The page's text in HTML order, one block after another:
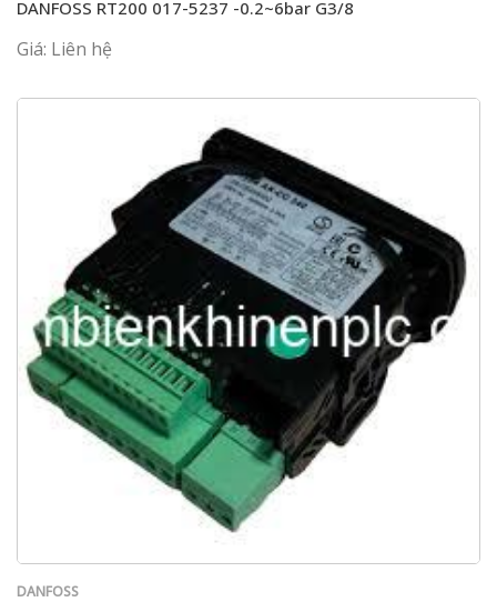
DANFOSS RT200 017-5237 -0.2~6bar G3/8
Giá: Liên hệ
DANFOSS